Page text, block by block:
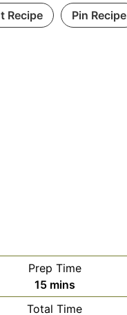
Recipe Pin Recipe
Prep Time
15minutes
mins
Total Time